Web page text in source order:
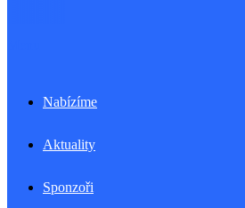
Nabízíme
Aktuality
Sponzoři